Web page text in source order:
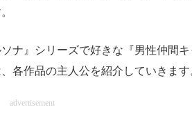
』シリーズで好きな『男性仲間キ
各作品の主人公を紹介していきます
advertisement